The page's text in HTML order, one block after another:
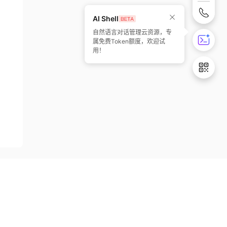
AI Shell
自然语言对话管理云资源，专
属免费Token额度，欢迎试
用！